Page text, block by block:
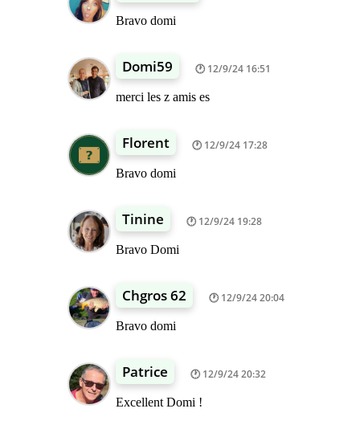
Bravo domi
Domi59 12/9/24 16:51
merci les z amis es
Florent 12/9/24 17:28
Bravo domi
Tinine 12/9/24 19:28
Bravo Domi
Chgros 62 12/9/24 20:04
Bravo domi
Patrice 12/9/24 20:32
Excellent Domi !